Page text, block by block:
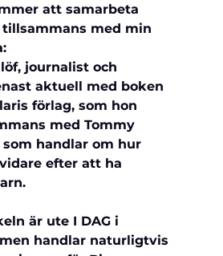
att samarbeta
tillsammans med min
journalist och
aktuell med boken
förlag, som hon
med Tommy
som handlar om hur
efter att ha
är ute I DAG i
men handlar naturligtvis